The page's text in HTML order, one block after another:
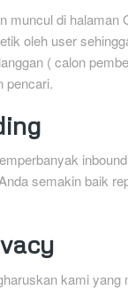
muncul di halaman
oleh user
( calon
pencari.
semakin baik
kami yang